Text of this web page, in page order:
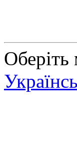
Оберіть